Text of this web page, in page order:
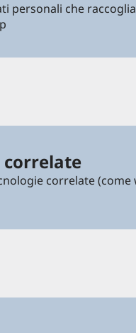
personali che
correlate
correlate (come